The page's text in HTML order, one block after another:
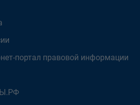
портал правовой информации